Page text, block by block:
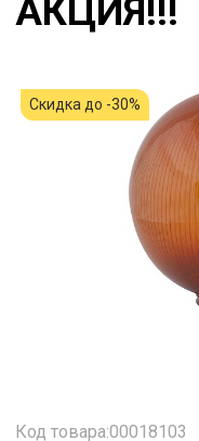
АКЦИЯ!!!
Скидка до -30%
Код товара:00018103